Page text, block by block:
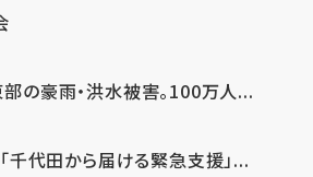
の豪雨・洪水被害。100万人...
千代田から届ける緊急支援」...